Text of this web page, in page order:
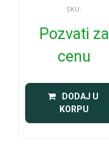
SKU:
Pozvati za
cenu
DODAJ U
KORPU